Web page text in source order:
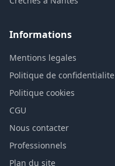
Informations
Mentions legales
Politique de confidentialite
Politique cookies
CGU
Nous contacter
Professionnels
Plan du site